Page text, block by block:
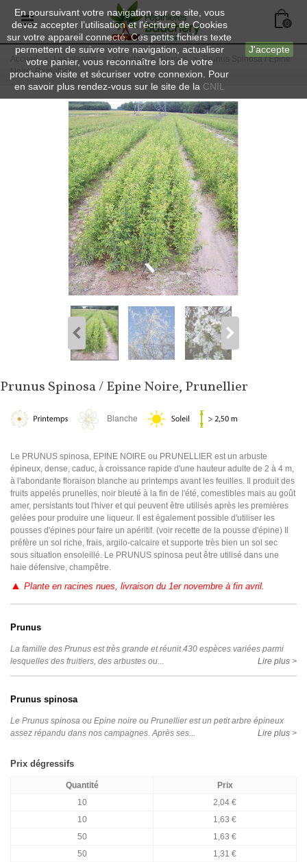
En poursuivant votre navigation sur ce site, vous
devez accepter l’utilisation et l'écriture de Cookies
sur votre appareil connecté. Ces petits fichiers texte
permettent de suivre votre navigation, actualiser
votre panier, vous reconnaître lors de votre
prochaine visite et sécuriser votre connexion. Pour
en savoir plus rendez-vous sur le site de la CNIL
J'accepte
0
Accueil > Les plantes > Arbustes > Prunus > Prunus Spinosa / Epine
Noire, Prunellier
Prunus Spinosa / Epine Noire, Prunellier
Blanche
Le PRUNUS spinosa, EPINE NOIRE ou PRUNELLIER est un arbuste
épineux, dense, caduc, à croissance rapide d'une hauteur adulte de 2 à 4 m,
à l'abondante floraison blanche au printemps avant les feuilles. Il produit des
fruits appelés prunelles, noir bleuté à la fin de l'été, comestibles mais au goût
amer, persistants tout l'hiver et qui peuvent être utilisés après les premières
gelées pour produire une liqueur. Il est également possible d'utiliser les
pousses d'épines pour faire un apéritif. (voir recette de la pousse d'épine) Il
préfère un sol riche, frais, argilo-calcaire et supporte très bien un sol sec
sous situation ensoleillé. Le PRUNUS spinosa peut être utilisé dans une
haie défensive, champêtre.
▲ Plante en racines nues, livraison du 1er novembre à fin avril.
Prunus
La famille des Prunus est très grande et réunit 430 espèces variées parmi
lesquelles des fruitiers, des arbustes ou...
Lire plus >
Prunus spinosa
Le Prunus spinosa ou Epine noire ou Prunellier est un petit arbre épineux
assez répandu dans nos campagnes. Après ses...
Lire plus >
Prix dégressifs
Quantité
Prix
10
2,04 €
10
1,63 €
50
1,63 €
50
1,31 €